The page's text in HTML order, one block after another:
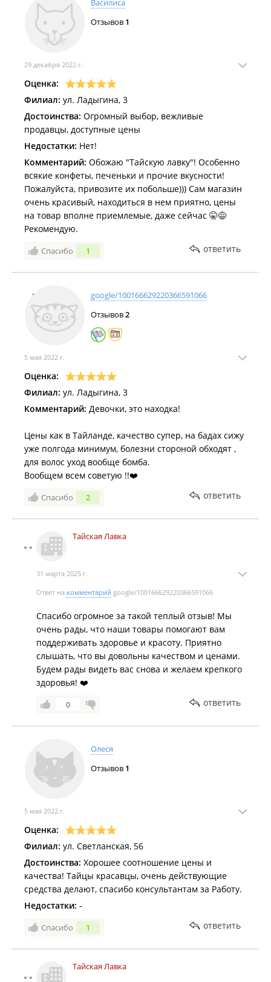
Василиса
Отзывов 1
29 декабря 2022 г.
Оценка:
Филиал: ул. Ладыгина, 3
Достоинства: Огромный выбор, вежливые
продавцы, доступные цены
Недостатки: Нет!
Комментарий: Обожаю "Тайскую лавку"! Особенно
всякие конфеты, печеньки и прочие вкусности!
Пожалуйста, привозите их побольше))) Сам магазин
очень красивый, находиться в нем приятно, цены
на товар вполне приемлемые, даже сейчас 🤫😅
Рекомендую.
Спасибо 1 ответить
google/100166629220366591066
Отзывов2
5 мая 2022 г.
Оценка:
Филиал: ул. Ладыгина, 3
Комментарий: Девочки, это находка!
Цены как в Тайланде, качество супер, на бадах сижу
уже полгода минимум, болезни стороной обходят ,
для волос уход вообще бомба.
Вообщем всем советую !!❤️
Спасибо 2 ответить
Тайская Лавка
31 марта 2025 г.
Ответ на комментарий google/100166629220366591066
Спасибо огромное за такой теплый отзыв! Мы
очень рады, что наши товары помогают вам
поддерживать здоровье и красоту. Приятно
слышать, что вы довольны качеством и ценами.
Будем рады видеть вас снова и желаем крепкого
здоровья! ❤️
0 ответить
Олеся
Отзывов 1
5 мая 2022 г.
Оценка:
Филиал: ул. Светланская, 56
Достоинства: Хорошее соотношение цены и
качества! Тайцы красавцы, очень действующие
средства делают, спасибо консультантам за Работу.
Недостатки: -
Спасибо 1 ответить
Тайская Лавка